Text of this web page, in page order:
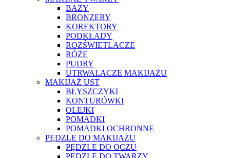
BAZY
BRONZERY
KOREKTORY
PODKŁADY
ROZŚWIETLACZE
RÓŻE
PUDRY
UTRWALACZE MAKIJAŻU
MAKIJAŻ UST
BŁYSZCZYKI
KONTURÓWKI
OLEJKI
POMADKI
POMADKI OCHRONNE
PĘDZLE DO MAKIJAŻU
PĘDZLE DO OCZU
PĘDZLE DO TWARZY